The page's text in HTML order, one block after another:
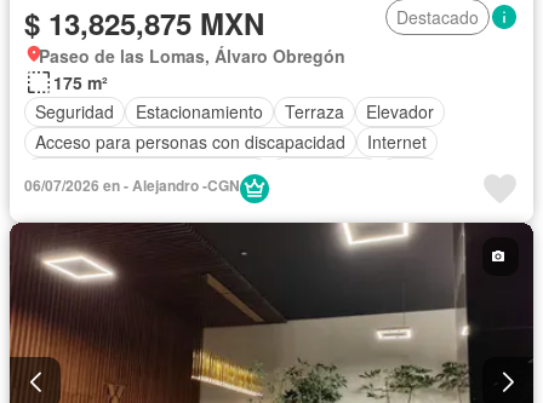
$ 13,825,875 MXN
Destacado
Paseo de las Lomas, Álvaro Obregón
175 m²
Seguridad
Estacionamiento Terraza
Elevador
Acceso para personas con discapacidad
Internet
Circuito cerrado de televisión
06/07/2026 en - Alejandro -CGN